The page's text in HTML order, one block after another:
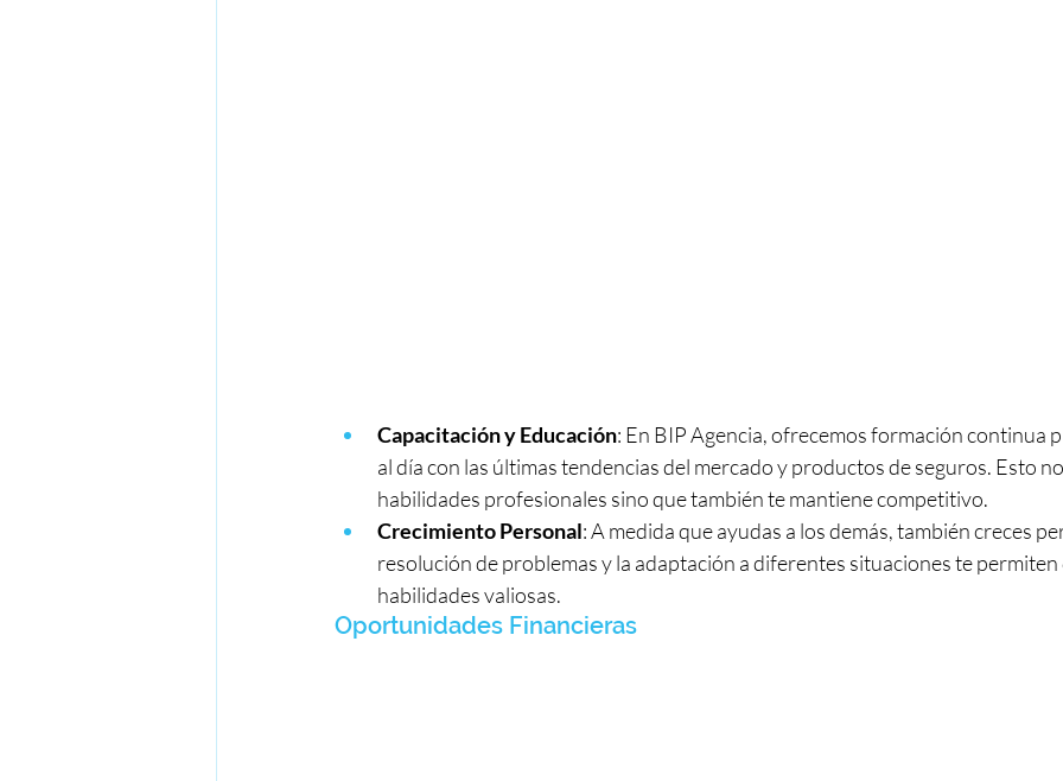
Capacitación y Educación: En BIP Agencia, ofrecemos formación continua
al día con las últimas tendencias del mercado y productos de seguros. Esto
habilidades profesionales sino que también te mantiene competitivo.
Crecimiento Personal: A medida que ayudas a los demás, también creces
resolución de problemas y la adaptación a diferentes situaciones te
habilidades valiosas.
Oportunidades Financieras